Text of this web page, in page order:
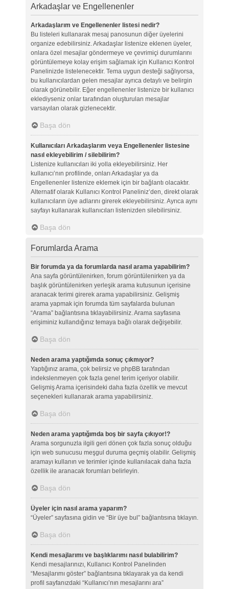
Arkadaşlar ve Engellenenler
Arkadaşlarım ve Engellenenler listesi nedir?
Bu listeleri kullanarak mesaj panosunun diğer üyelerini
organize edebilirsiniz. Arkadaşlar listenize eklenen üyeler,
onlara özel mesajlar göndermeye ve çevrimiçi durumlarını
görüntülemeye kolay erişim sağlamak için Kullanıcı Kontrol
Panelinizde listelenecektir. Tema uygun desteği sağlıyorsa,
bu kullanıcılardan gelen mesajlar ayrıca detaylı ve belirgin
olarak görünebilir. Eğer engellenenler listenize bir kullanıcı
eklediyseniz onlar tarafından oluşturulan mesajlar
varsayılan olarak gizlenecektir.
Başa dön
Kullanıcıları Arkadaşlarım veya Engellenenler listesine
nasıl ekleyebilirim / silebilirim?
Listenize kullanıcıları iki yolla ekleyebilirsiniz. Her
kullanıcı’nın profilinde, onları Arkadaşlar ya da
Engellenenler listenize eklemek için bir bağlantı olacaktır.
Alternatif olarak Kullanıcı Kontrol Paneliniz’den, direkt olarak
kullanıcıların üye adlarını girerek ekleyebilirsiniz. Ayrıca aynı
sayfayı kullanarak kullanıcıları listenizden silebilirsiniz.
Başa dön
Forumlarda Arama
Bir forumda ya da forumlarda nasıl arama yapabilirim?
Ana sayfa görüntülenirken, forum görüntülenirken ya da
başlık görüntülenirken yerleşik arama kutusunun içerisine
aranacak terimi girerek arama yapabilirsiniz. Gelişmiş
arama yapmak için forumda tüm sayfalarda bulunan
“Arama” bağlantısına tıklayabilirsiniz. Arama sayfasına
erişiminiz kullandığınız temaya bağlı olarak değişebilir.
Başa dön
Neden arama yaptığımda sonuç çıkmıyor?
Yaptığınız arama, çok belirsiz ve phpBB tarafından
indekslenmeyen çok fazla genel terim içeriyor olabilir.
Gelişmiş Arama içerisindeki daha fazla özellik ve mevcut
seçenekleri kullanarak arama yapabilirsiniz.
Başa dön
Neden arama yaptığımda boş bir sayfa çıkıyor!?
Arama sorgunuzla ilgili geri dönen çok fazla sonuç olduğu
için web sunucusu meşgul duruma geçmiş olabilir. Gelişmiş
aramayı kullanın ve terimler içinde kullanılacak daha fazla
özellik ile aranacak forumları belirleyin.
Başa dön
Üyeler için nasıl arama yaparım?
“Üyeler” sayfasına gidin ve “Bir üye bul” bağlantısına tıklayın.
Başa dön
Kendi mesajlarımı ve başlıklarımı nasıl bulabilirim?
Kendi mesajlarınızı, Kullanıcı Kontrol Panelinden
“Mesajlarımı göster” bağlantısına tıklayarak ya da kendi
profil sayfanızdaki “Kullanıcı’nın mesajlarını ara”